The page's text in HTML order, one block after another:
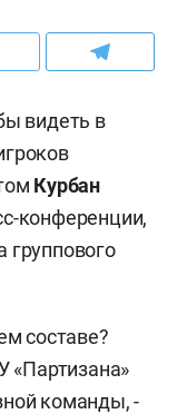
видеть в
Курбан
конференции,
группового
составе?
«Партизана»
команды, -